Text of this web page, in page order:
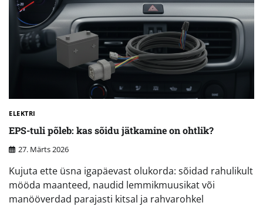
ELEKTRI
EPS-tuli põleb: kas sõidu jätkamine on ohtlik?
27. Märts 2026
Kujuta ette üsna igapäevast olukorda: sõidad rahulikult
mööda maanteed, naudid lemmikmuusikat või
manööverdad parajasti kitsal ja rahvarohkel